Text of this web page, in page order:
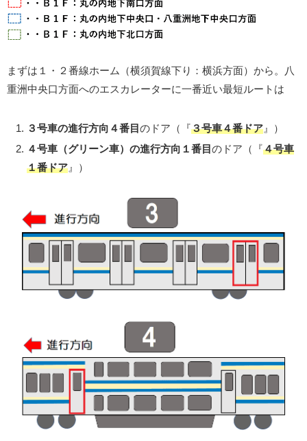
まずは１・２番線ホーム（横須賀線下り：横浜方面）から。八
重洲中央口方面へのエスカレーターに一番近い最短ルートは
３号車の進行方向４番目 のドア（『３号車４番ドア』）
４号車（グリーン車）の進行方向１番目 のドア（『４号車
１番ドア』）